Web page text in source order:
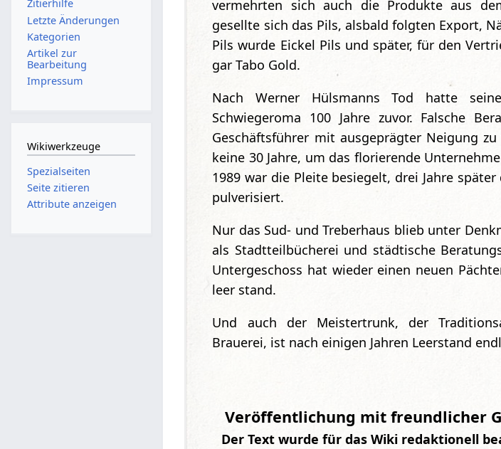
vermehrten sich auch die Produkte aus
gesellte sich das Pils, alsbald folgten Export,
Pils wurde Eickel Pils und später, für den
gar Tabo Gold.
Nach Werner Hülsmanns Tod hatte
Schwiegeroma 100 Jahre zuvor. Falsche
Geschäftsführer mit ausgeprägter Neigung
keine 30 Jahre, um das florierende
1989 war die Pleite besiegelt, drei Jahre
pulverisiert.
Nur das Sud- und Treberhaus blieb unter
als Stadtteilbücherei und städtische
Untergeschoss hat wieder einen neuen
leer stand.
Und auch der Meistertrunk, der
Brauerei, ist nach einigen Jahren Leerstand
Veröffentlichung mit freundlicher
Der Text wurde für das Wiki redaktionell
Zitierhilfe
Letzte Änderungen
Kategorien
Artikel zur
Bearbeitung
Impressum
Wikiwerkzeuge
Spezialseiten
Seite zitieren
Attribute anzeigen